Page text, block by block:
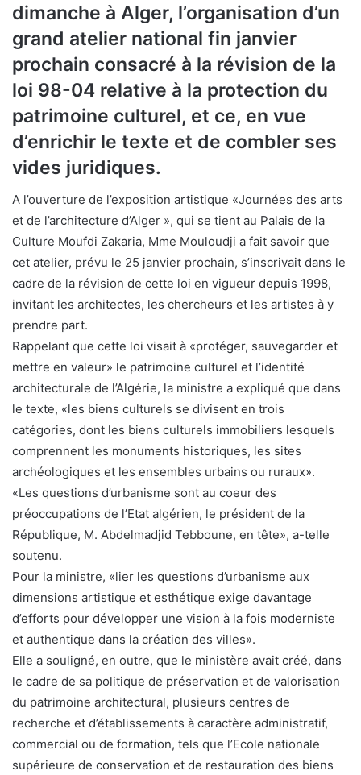
dimanche à Alger, l’organisation d’un
grand atelier national fin janvier
prochain consacré à la révision de la
loi 98-04 relative à la protection du
patrimoine culturel, et ce, en vue
d’enrichir le texte et de combler ses
vides juridiques.
A l’ouverture de l’exposition artistique «Journées des arts
et de l’architecture d’Alger », qui se tient au Palais de la
Culture Moufdi Zakaria, Mme Mouloudji a fait savoir que
cet atelier, prévu le 25 janvier prochain, s’inscrivait dans le
cadre de la révision de cette loi en vigueur depuis 1998,
invitant les architectes, les chercheurs et les artistes à y
prendre part.
Rappelant que cette loi visait à «protéger, sauvegarder et
mettre en valeur» le patrimoine culturel et l’identité
architecturale de l’Algérie, la ministre a expliqué que dans
le texte, «les biens culturels se divisent en trois
catégories, dont les biens culturels immobiliers lesquels
comprennent les monuments historiques, les sites
archéologiques et les ensembles urbains ou ruraux».
«Les questions d’urbanisme sont au coeur des
préoccupations de l’Etat algérien, le président de la
République, M. Abdelmadjid Tebboune, en tête», a-telle
soutenu.
Pour la ministre, «lier les questions d’urbanisme aux
dimensions artistique et esthétique exige davantage
d’efforts pour développer une vision à la fois moderniste
et authentique dans la création des villes».
Elle a souligné, en outre, que le ministère avait créé, dans
le cadre de sa politique de préservation et de valorisation
du patrimoine architectural, plusieurs centres de
recherche et d’établissements à caractère administratif,
commercial ou de formation, tels que l’Ecole nationale
supérieure de conservation et de restauration des biens